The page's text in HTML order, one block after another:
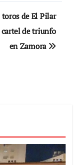
toros de El Pilar
de triunfo
en Zamora